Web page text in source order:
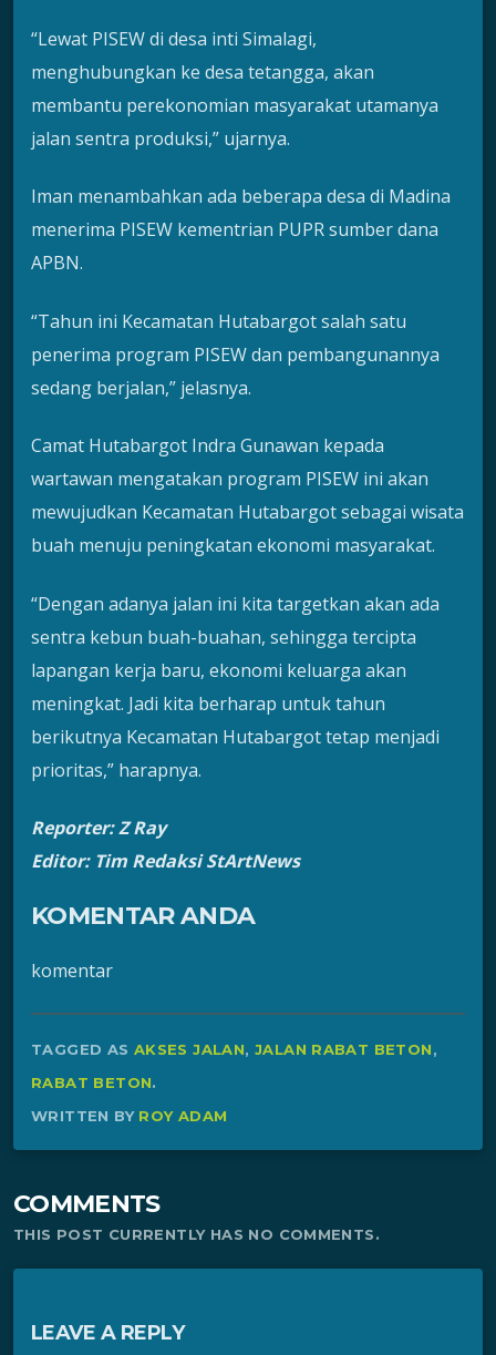
“Lewat PISEW di desa inti Simalagi,
menghubungkan ke desa tetangga, akan
membantu perekonomian masyarakat utamanya
jalan sentra produksi,” ujarnya.
Iman menambahkan ada beberapa desa di Madina
menerima PISEW kementrian PUPR sumber dana
APBN.
“Tahun ini Kecamatan Hutabargot salah satu
penerima program PISEW dan pembangunannya
sedang berjalan,” jelasnya.
Camat Hutabargot Indra Gunawan kepada
wartawan mengatakan program PISEW ini akan
mewujudkan Kecamatan Hutabargot sebagai wisata
buah menuju peningkatan ekonomi masyarakat.
“Dengan adanya jalan ini kita targetkan akan ada
sentra kebun buah-buahan, sehingga tercipta
lapangan kerja baru, ekonomi keluarga akan
meningkat. Jadi kita berharap untuk tahun
berikutnya Kecamatan Hutabargot tetap menjadi
prioritas,” harapnya.
Reporter: Z Ray
Editor: Tim Redaksi StArtNews
KOMENTAR ANDA
komentar
TAGGED AS AKSES JALAN, JALAN RABAT BETON,
RABAT BETON.
WRITTEN BY ROY ADAM
COMMENTS
THIS POST CURRENTLY HAS NO COMMENTS.
LEAVE A REPLY